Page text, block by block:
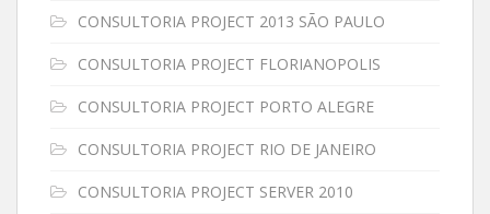
CONSULTORIA PROJECT 2013 SÃO PAULO
CONSULTORIA PROJECT FLORIANOPOLIS
CONSULTORIA PROJECT PORTO ALEGRE
CONSULTORIA PROJECT RIO DE JANEIRO
CONSULTORIA PROJECT SERVER 2010